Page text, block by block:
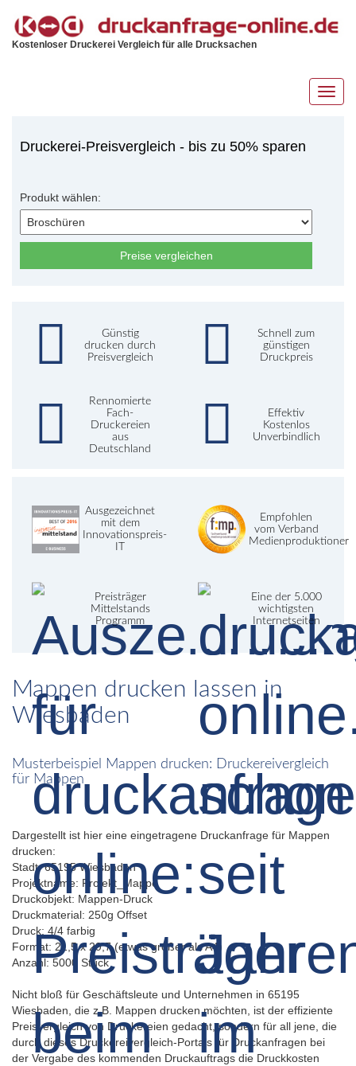
Kostenloser Druckerei Vergleich für alle Drucksachen
Druckerei-Preisvergleich - bis zu 50% sparen
Produkt wählen:
Preise vergleichen
Günstig
drucken durch
Preisvergleich
Schnell zum
günstigen
Druckpreis
Rennomierte
Fach-
Druckereien
aus
Deutschland
Effektiv
Kostenlos
Unverbindlich
Ausgezeichnet
mit dem
Innovationspreis-
IT
Empfohlen
vom Verband
Medienproduktioner
Preisträger
Mittelstands
Programm
Eine der 5.000
wichtigsten
Internetseiten
Mappen drucken lassen in
Wiesbaden
Musterbeispiel Mappen drucken: Druckereivergleich
für Mappen
Dargestellt ist hier eine eingetragene Druckanfrage für Mappen
drucken:
Stadt: 65195 Wiesbaden
Projektname: Projekt_Mappe
Druckobjekt: Mappen-Druck
Druckmaterial: 250g Offset
Druck: 4/4 farbig
Format: 21,5 x 29,7 (etwas größer als A4)
Anzahl: 5000 Stück
Nicht bloß für Geschäftsleute und Unternehmen in 65195
Wiesbaden, die z.B. Mappen drucken möchten, ist der effiziente
Preisvergleich von Druckereien gedacht, sondern für all jene, die
durch dieses Druckereivergleich-Portals für Druckanfragen bei
der Vergabe des kommenden Druckauftrags die Druckkosten